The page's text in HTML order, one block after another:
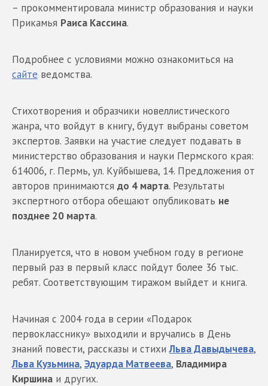
– прокомментировала министр образования и науки
Прикамья Раиса Кассина.
Подробнее с условиями можно ознакомиться на
сайте ведомства.
Стихотворения и образчики новеллистического
жанра, что войдут в книгу, будут выбраны советом
экспертов. Заявки на участие следует подавать в
министерство образования и науки Пермского края:
614006, г. Пермь, ул. Куйбышева, 14. Предложения от
авторов принимаются до 4 марта. Результаты
экспертного отбора обещают опубликовать не
позднее 20 марта.
Планируется, что в новом учебном году в регионе
первый раз в первый класс пойдут более 36 тыс.
ребят. Соответствующим тиражом выйдет и книга.
Начиная с 2004 года в серии «Подарок
первокласснику» выходили и вручались в День
знаний повести, рассказы и стихиЛьва Давыдычева,
Льва Кузьмина, Эдуарда Матвеева, Владимира
Киршина и других.